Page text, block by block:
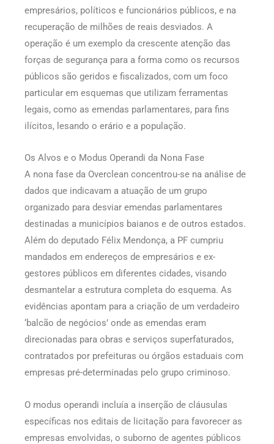
empresários, políticos e funcionários públicos, e na
recuperação de milhões de reais desviados. A
operação é um exemplo da crescente atenção das
forças de segurança para a forma como os recursos
públicos são geridos e fiscalizados, com um foco
particular em esquemas que utilizam ferramentas
legais, como as emendas parlamentares, para fins
ilícitos, lesando o erário e a população.
Os Alvos e o Modus Operandi da Nona Fase
A nona fase da Overclean concentrou-se na análise de
dados que indicavam a atuação de um grupo
organizado para desviar emendas parlamentares
destinadas a municípios baianos e de outros estados.
Além do deputado Félix Mendonça, a PF cumpriu
mandados em endereços de empresários e ex-
gestores públicos em diferentes cidades, visando
desmantelar a estrutura completa do esquema. As
evidências apontam para a criação de um verdadeiro
‘balcão de negócios’ onde as emendas eram
direcionadas para obras e serviços superfaturados,
contratados por prefeituras ou órgãos estaduais com
empresas pré-determinadas pelo grupo criminoso.
O modus operandi incluía a inserção de cláusulas
específicas nos editais de licitação para favorecer as
empresas envolvidas, o suborno de agentes públicos